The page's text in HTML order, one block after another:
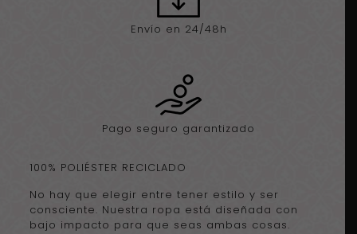
Envío en 24/48h
Pago seguro garantizado
100% POLIÉSTER RECICLADO
No hay que elegir entre tener estilo y ser
consciente. Nuestra ropa está diseñada con
bajo impacto para que seas ambas cosas.